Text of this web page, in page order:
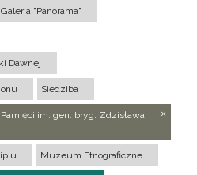
Galeria "Panorama"
Dawnej
Siedziba
im. gen. bryg. Zdzisława
Muzeum Etnograficzne